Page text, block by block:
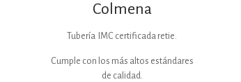
Colmena
Tubería IMC certificada retie.
Cumple con los más altos estándares
de calidad.